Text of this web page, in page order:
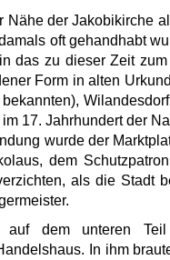
der Jakobikirche
oft gehandhabt
das zu dieser Zeit
Form in alten
17. Jahrhundert der
wurde der
dem
als die Stadt
dem unteren
In ihm